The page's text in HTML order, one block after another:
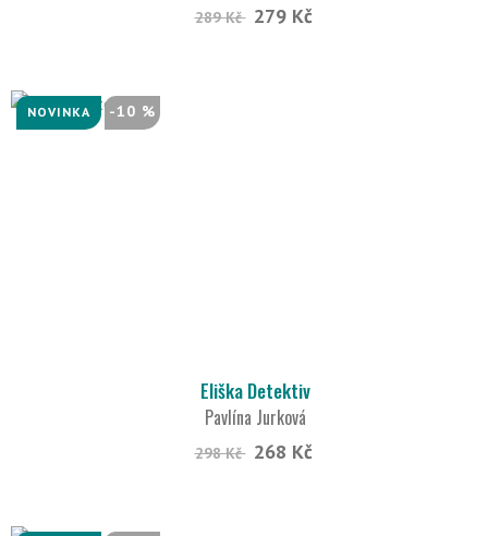
289 Kč 279 Kč
NOVINKA -10 %
Eliška Detektiv
Pavlína Jurková
298 Kč 268 Kč